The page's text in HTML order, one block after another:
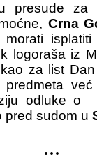
presude za
Crna
morati
logoraša iz
za list
predmeta
odluke o
pred sudom u
...